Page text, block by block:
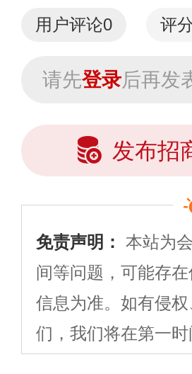
用户评论0 评
请先登录后再发
发布招
免责声明： 本站为
间等问题，可能存
信息为准。如有侵
们，我们将在第一时
平台